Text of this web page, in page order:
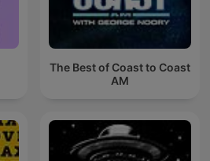
The Best of Coast to Coast
AM